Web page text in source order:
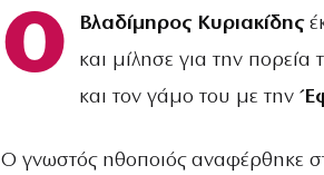
Ο Βλαδίμηρος Κυριακίδης
και μίλησε για την
και τον γάμο του με την
Ο γνωστός ηθοποιός αναφέρθηκε